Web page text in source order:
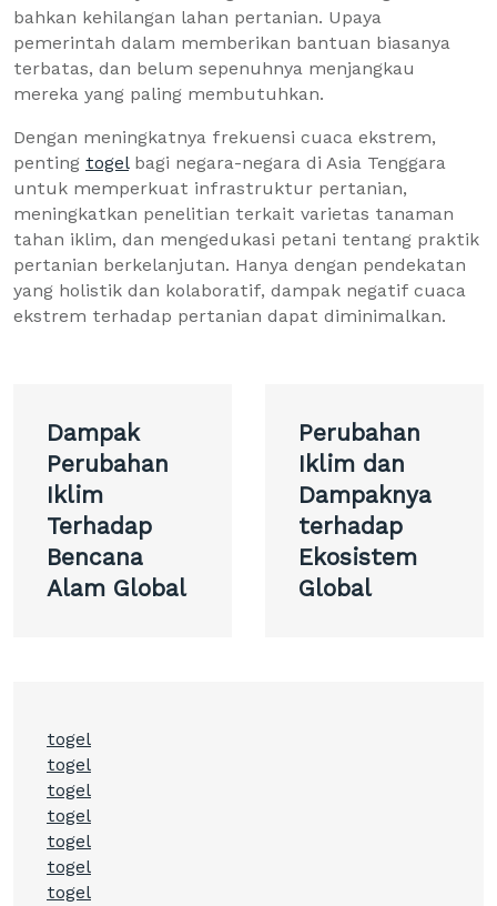
bahkan kehilangan lahan pertanian. Upaya
pemerintah dalam memberikan bantuan biasanya
terbatas, dan belum sepenuhnya menjangkau
mereka yang paling membutuhkan.
Dengan meningkatnya frekuensi cuaca ekstrem,
penting togelbagi negara-negara di Asia Tenggara
untuk memperkuat infrastruktur pertanian,
meningkatkan penelitian terkait varietas tanaman
tahan iklim, dan mengedukasi petani tentang praktik
pertanian berkelanjutan. Hanya dengan pendekatan
yang holistik dan kolaboratif, dampak negatif cuaca
ekstrem terhadap pertanian dapat diminimalkan.
navigation
Dampak
Perubahan
Iklim
Terhadap
Bencana
Alam Global
Perubahan
Iklim dan
Dampaknya
terhadap
Ekosistem
Global
togel
togel
togel
togel
togel
togel
togel